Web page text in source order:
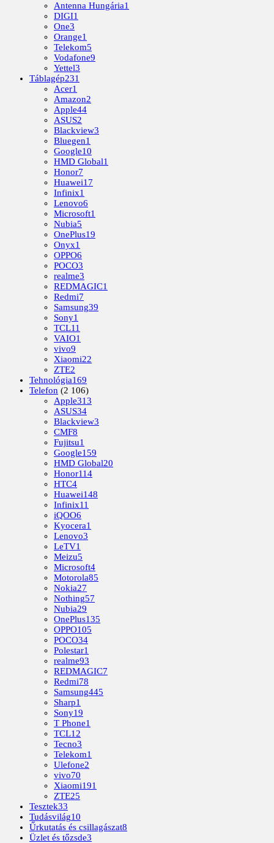
Antenna Hungária1
DIGI1
One3
Orange1
Telekom5
Vodafone9
Yettel3
Táblagép231
Acer1
Amazon2
Apple44
ASUS2
Blackview3
Bluegen1
Google10
HMD Global1
Honor7
Huawei17
Infinix1
Lenovo6
Microsoft1
Nubia5
OnePlus19
Onyx1
OPPO6
POCO3
realme3
REDMAGIC1
Redmi7
Samsung39
Sony1
TCL11
VAIO1
vivo9
Xiaomi22
ZTE2
Tehnológia169
Telefon (2 106)
Apple313
ASUS34
Blackview3
CMF8
Fujitsu1
Google159
HMD Global20
Honor114
HTC4
Huawei148
Infinix11
iQOO6
Kyocera1
Lenovo3
LeTV1
Meizu5
Microsoft4
Motorola85
Nokia27
Nothing57
Nubia29
OnePlus135
OPPO105
POCO34
Polestar1
realme93
REDMAGIC7
Redmi78
Samsung445
Sharp1
Sony19
T Phone1
TCL12
Tecno3
Telekom1
Ulefone2
vivo70
Xiaomi191
ZTE25
Tesztek33
Tudásvilág10
Űrkutatás és csillagászat8
Üzlet és tőzsde3